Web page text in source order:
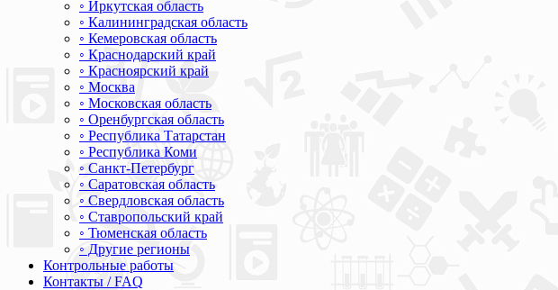
◦ Иркутская область
◦ Калининградская область
◦ Кемеровская область
◦ Краснодарский край
◦ Красноярский край
◦ Москва
◦ Московская область
◦ Оренбургская область
◦ Республика Татарстан
◦ Республика Коми
◦ Санкт-Петербург
◦ Саратовская область
◦ Свердловская область
◦ Ставропольский край
◦ Тюменская область
◦ Другие регионы
Контрольные работы
Контакты / FAQ